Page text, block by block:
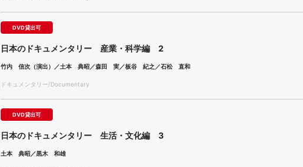
DVD貸出可
日本のドキュメンタリー 産業・科学編 2
竹内 信次（演出）／土本 典昭／森田 実／板谷 紀之／石松 直和
ドキュメンタリー/Documentary
DVD貸出可
日本のドキュメンタリー 生活・文化編 3
土本 典昭／黒木 和雄